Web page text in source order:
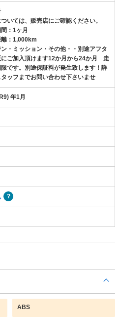
いては、販売店にご確認ください。
：1ヶ月
：1,000km
ン・ミッション・その他・・別途アフタ
にご加入頂けます12か月から24か月 走
です。別途保証料が発生致します！詳
ッフまでお問い合わせ下さいませ
年1月
ABS